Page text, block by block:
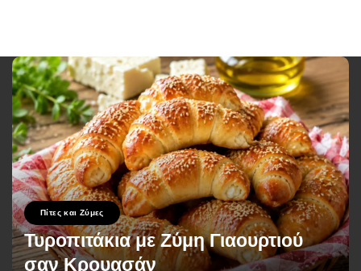
Πίτες και Ζύμες
Τυροπιτάκια με Ζύμη Γιαουρτιού
σαν Κρουασάν